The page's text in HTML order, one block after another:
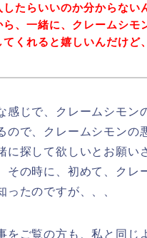
したらいいのか分からない
ら、一緒に、クレームシモ
くれると嬉しいんだけど
感じで、クレームシモン
ので、クレームシモンの
に探して欲しいとお願い
その時に、初めて、クレ
ったのですが、、、
をご覧の方も、私と同じ